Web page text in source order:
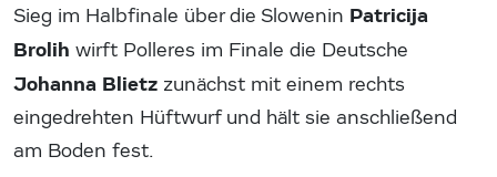
Sieg im Halbfinale über die Slowenin Patricija
Brolih wirft Polleres im Finale die Deutsche
Johanna Blietz zunächst mit einem rechts
eingedrehten Hüftwurf und hält sie anschließend
am Boden fest.